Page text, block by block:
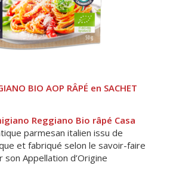
BIO AOP RÂPÉ en SACHET
Reggiano Bio râpé Casa
parmesan italien issu de
et fabriqué selon le savoir-faire
Appellation d’Origine